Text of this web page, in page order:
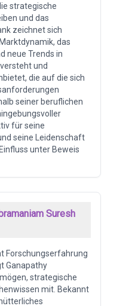
strategische
und das
zeichnet sich
das
neue Trends in
und
die auf die sich
seiner beruflichen
für seine
seine Leidenschaft
unter Beweis
Suresh
Forschungserfahrung
Ganapathy
strategische
mit. Bekannt